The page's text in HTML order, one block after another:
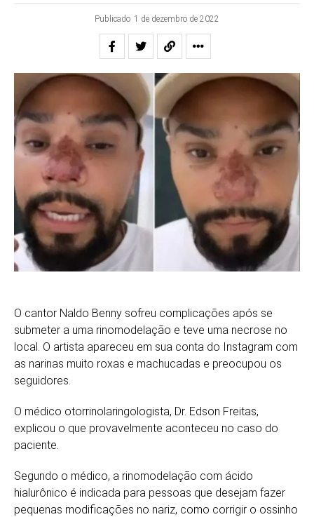
Publicado 1 de dezembro de 2022
O cantor Naldo Benny sofreu complicações após se
submeter a uma rinomodelação e teve uma necrose no
local. O artista apareceu em sua conta do Instagram com
as narinas muito roxas e machucadas e preocupou os
seguidores.
O médico otorrinolaringologista, Dr. Edson Freitas,
explicou o que provavelmente aconteceu no caso do
paciente.
Segundo o médico, a rinomodelação com ácido
hialurônico é indicada para pessoas que desejam fazer
pequenas modificações no nariz, como corrigir o ossinho